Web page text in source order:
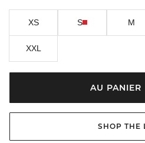
XS S M
XXL
AU PANIER
SHOP THE